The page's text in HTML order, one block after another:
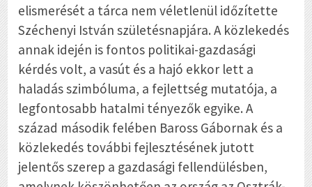
elismerését a tárca nem véletlenül időzítette
Széchenyi István születésnapjára. A közlekedés
annak idején is fontos politikai-gazdasági
kérdés volt, a vasút és a hajó ekkor lett a
haladás szimbóluma, a fejlettség mutatója, a
legfontosabb hatalmi tényezők egyike. A
század második felében Baross Gábornak és a
közlekedés további fejlesztésének jutott
jelentős szerep a gazdasági fellendülésben,